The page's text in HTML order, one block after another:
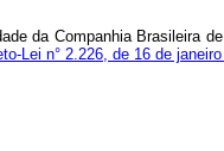
da Companhia Brasileira
Lei n° 2.226, de 16 de